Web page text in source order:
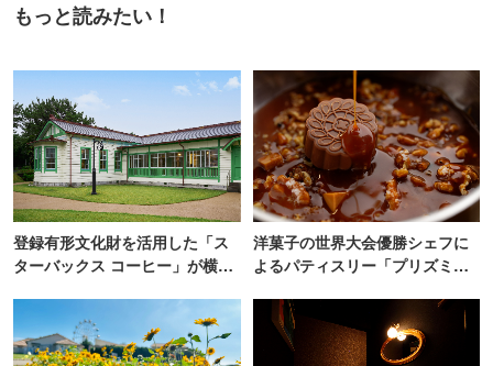
もっと読みたい！
登録有形文化財を活用した「ス
ターバックス コーヒー」が横
洋菓子の世界大会優勝シェフに
よるパティスリー「プリズミッ